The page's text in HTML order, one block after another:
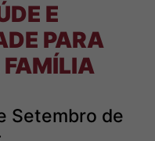
E
PARA
FAMÍLIA
Setembro de